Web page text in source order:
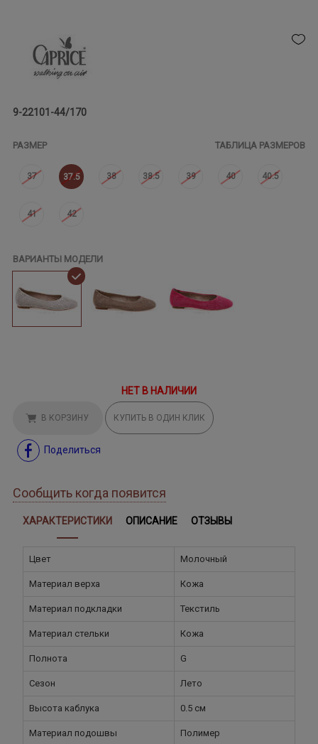
9-22101-44/170
РАЗМЕР ТАБЛИЦА РАЗМЕРОВ
37 37.5 38 38.5 39 40 40.5
41 42
ВАРИАНТЫ МОДЕЛИ
НЕТ В НАЛИЧИИ
В КОРЗИНУ КУПИТЬ В ОДИН КЛИК
Поделиться
Сообщить когда появится
ХАРАКТЕРИСТИКИ ОПИСАНИЕ ОТЗЫВЫ
Цвет Молочный
Материал верха Кожа
Материал подкладки Текстиль
Материал стельки Кожа
Полнота G
Сезон Лето
Высота каблука 0.5 см
Материал подошвы Полимер